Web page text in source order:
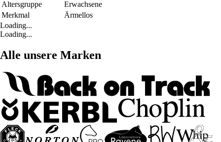
Altersgruppe
Erwachsene
Merkmal
Ärmellos
Loading...
Loading...
Alle unsere Marken